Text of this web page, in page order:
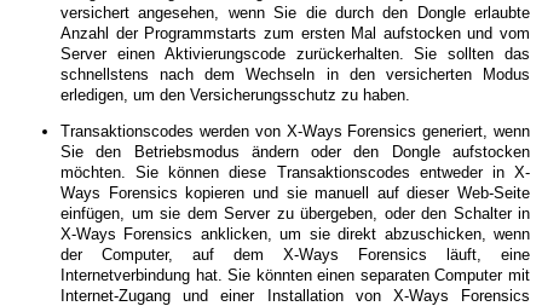
versichert angesehen, wenn Sie die durch den Dongle erlaubte
Anzahl der Programmstarts zum ersten Mal aufstocken und vom
Server einen Aktivierungscode zurückerhalten. Sie sollten das
schnellstens nach dem Wechseln in den versicherten Modus
erledigen, um den Versicherungsschutz zu haben.
Transaktionscodes werden von X-Ways Forensics generiert, wenn
Sie den Betriebsmodus ändern oder den Dongle aufstocken
möchten. Sie können diese Transaktionscodes entweder in X-
Ways Forensics kopieren und sie manuell auf dieser Web-Seite
einfügen, um sie dem Server zu übergeben, oder den Schalter in
X-Ways Forensics anklicken, um sie direkt abzuschicken, wenn
der Computer, auf dem X-Ways Forensics läuft, eine
Internetverbindung hat. Sie könnten einen separaten Computer mit
Internet-Zugang und einer Installation von X-Ways Forensics